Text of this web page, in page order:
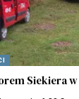
Siekiera